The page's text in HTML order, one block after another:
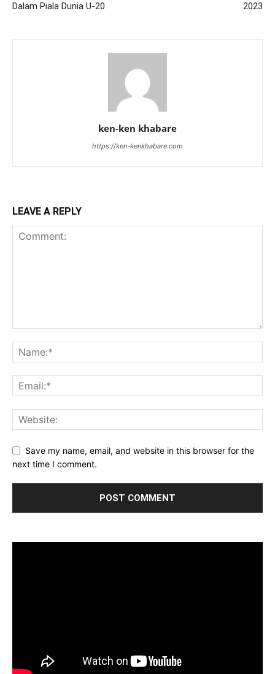
Dalam Piala Dunia U-20
2023
ken-ken khabare
https://ken-kenkhabare.com
LEAVE A REPLY
Save my name, email, and website in this browser for the
next time I comment.